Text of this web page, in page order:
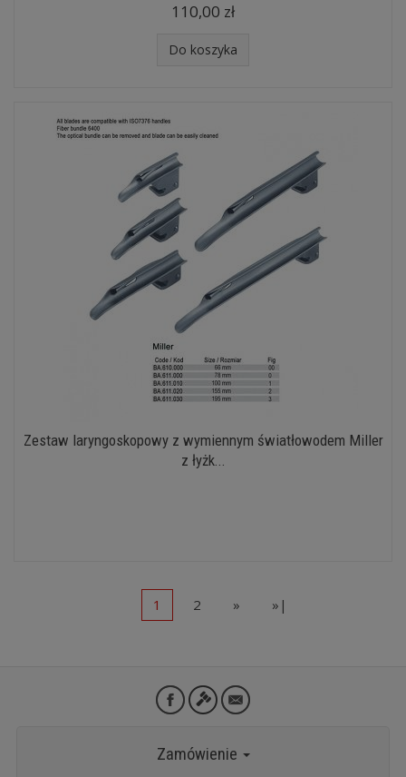
110,00 zł
Do koszyka
Zestaw laryngoskopowy z wymiennym światłowodem Miller
z łyżk...
1 2 » »|
Zamówienie